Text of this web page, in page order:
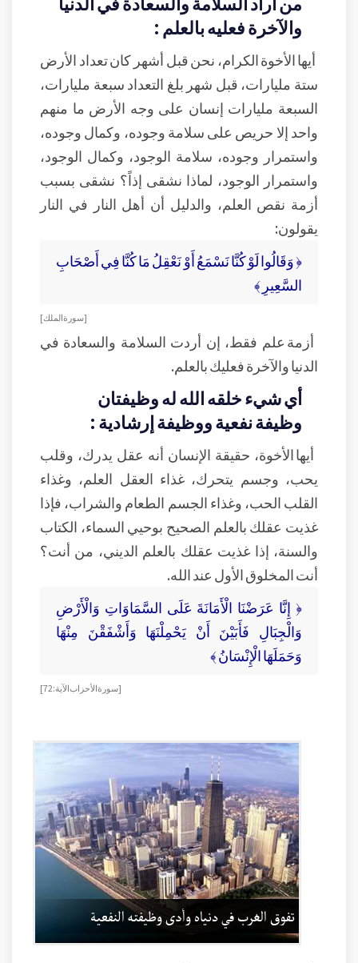
والآخرة فعليه بالعلم :
أيها الأخوة الكرام، نحن قبل أشهر كان تعداد الأرض
ستة مليارات، قبل شهر بلغ التعداد سبعة مليارات،
السبعة مليارات إنسان على وجه الأرض ما منهم
واحد إلا حريص على سلامة وجوده، وكمال وجوده،
واستمرار وجوده، سلامة الوجود، وكمال الوجود،
واستمرار الوجود، لماذا نشقى إذاً؟ نشقى بسبب
أزمة نقص العلم، والدليل أن أهل النار في النار
يقولون:
﴿ وَقَالُوا لَوْ كُنَّا نَسْمَعُ أَوْ نَعْقِلُ مَا كُنَّا فِي أَصْحَابِ
السَّعِيرِ ﴾
[ سورة الملك]
أزمة علم فقط، إن أردت السلامة والسعادة في
الدنيا والآخرة فعليك بالعلم.
أي شيء خلقه الله له وظيفتان
وظيفة نفعية ووظيفة إرشادية :
أيها الأخوة، حقيقة الإنسان أنه عقل يدرك، وقلب
يحب، وجسم يتحرك، غذاء العقل العلم، وغذاء
القلب الحب، وغذاء الجسم الطعام والشراب، فإذا
غذيت عقلك بالعلم الصحيح بوحيي السماء، الكتاب
والسنة، إذا غذيت عقلك بالعلم الديني، من أنت؟
أنت المخلوق الأول عند الله.
﴿ إِنَّا عَرَضْنَا الْأَمَانَةَ عَلَى السَّمَاوَاتِ وَالْأَرْضِ
وَالْجِبَالِ فَأَبَيْنَ أَنْ يَحْمِلْنَهَا وَأَشْفَقْنَ مِنْهَا
وَحَمَلَهَا الْإِنْسَانُ ﴾
[ سورة الأحزاب الآية: 72]